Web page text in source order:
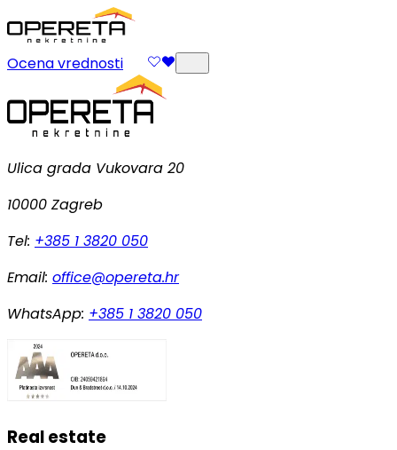
Ocena vrednosti
Ulica grada Vukovara 20
10000 Zagreb
Tel: +385 1 3820 050
Email: office@opereta.hr
WhatsApp: +385 1 3820 050
Real estate